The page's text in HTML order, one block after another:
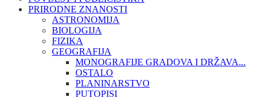
PRIRODNE ZNANOSTI
ASTRONOMIJA
BIOLOGIJA
FIZIKA
GEOGRAFIJA
MONOGRAFIJE GRADOVA I DRŽAVA...
OSTALO
PLANINARSTVO
PUTOPISI